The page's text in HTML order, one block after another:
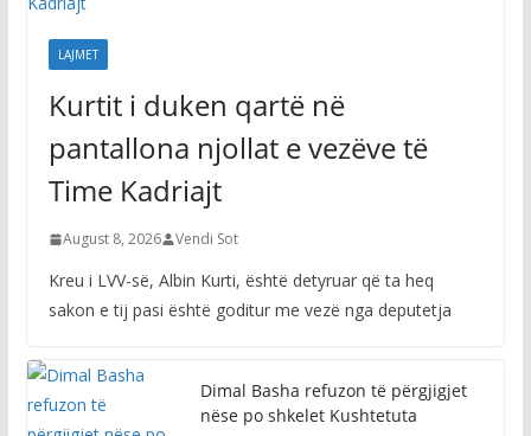
LAJMET
Kurtit i duken qartë në
pantallona njollat e vezëve të
Time Kadriajt
August 8, 2026 Vendi Sot
Kreu i LVV-së, Albin Kurti, është detyruar që ta heq
sakon e tij pasi është goditur me vezë nga deputetja
Dimal Basha refuzon të përgjigjet
nëse po shkelet Kushtetuta